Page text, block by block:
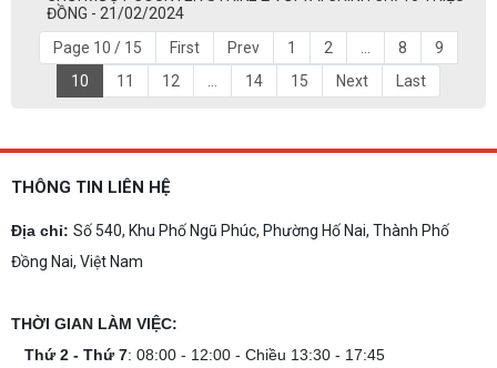
ĐỒNG - 21/02/2024
Page 10 / 15
First Prev 1 2 8
9
10
11 12 14 15 Next Last
THÔNG TIN LIÊN HỆ
Địa chỉ: Số 540, Khu Phố Ngũ Phúc, Phường Hố Nai, Thành Phố
Đồng Nai, Việt Nam
THỜI GIAN LÀM VIỆC:
Thứ 2 - Thứ 7: 08:00 - 12:00 - Chiều 13:30 - 17:45